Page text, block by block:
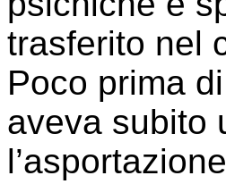
trasferito nel
Poco prima
aveva subito